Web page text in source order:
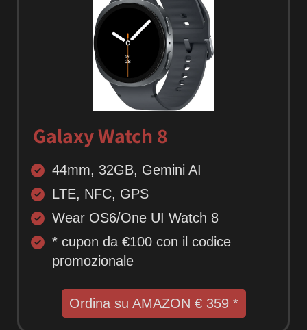
Galaxy Watch 8
44mm, 32GB, Gemini AI
LTE, NFC, GPS
Wear OS6/One UI Watch 8
* cupon da €100 con il codice
promozionale
Ordina su AMAZON € 359 *